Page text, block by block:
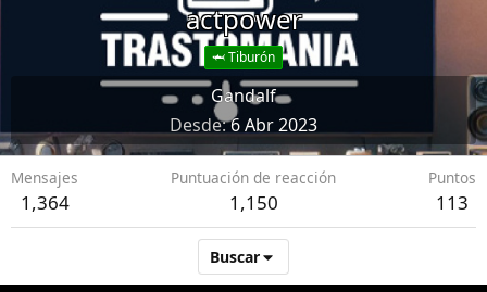
actpower
🦈 Tiburón
Gandalf
Desde 6 Abr 2023
Mensajes
1,364
Puntuación de reacción
1,150
Puntos
113
Buscar